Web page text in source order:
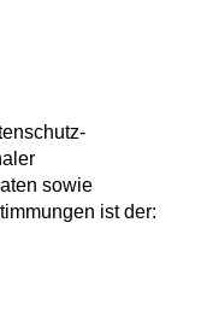
sowie
ist der: